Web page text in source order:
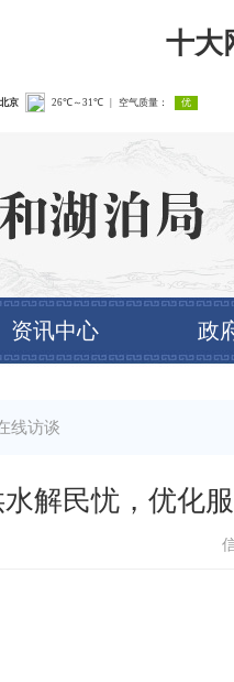
十大
资讯中心 政
线访谈
水解民忧，优化